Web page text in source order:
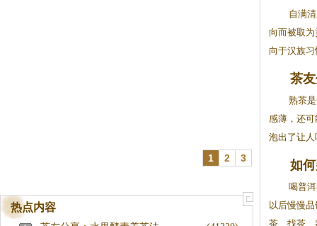
1 2 3
热点内容
自满
向而被取
向于汉族
茶
得
熟茶
感薄，还
泡出了让
如
喝普
以后慢慢
茶、找茶